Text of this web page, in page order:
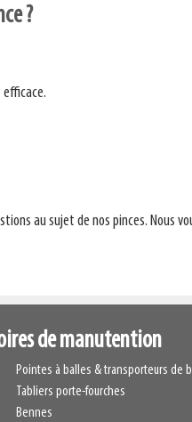
?
au sujet de nos pinces. Nous
de manutention
Pointes à balles & transporteurs de
Tabliers porte-fourches
Bennes